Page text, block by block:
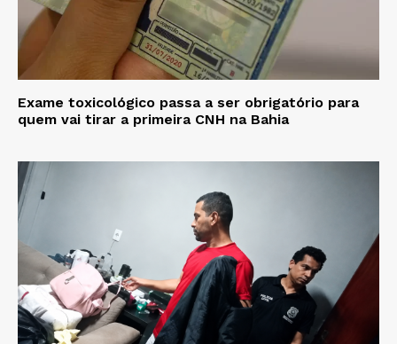
Exame toxicológico passa a ser obrigatório para
quem vai tirar a primeira CNH na Bahia